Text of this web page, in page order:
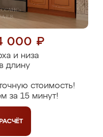
000 ₽
и низа
длину
стоимость!
за 15 минут!
РАСЧЁТ